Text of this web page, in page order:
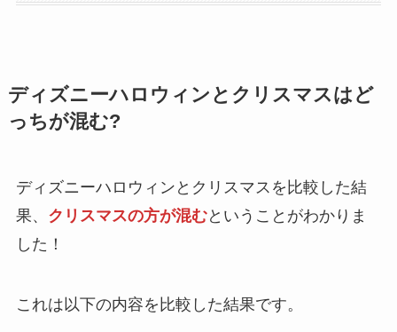
ディズニーハロウィンとクリスマスはど
っちが混む?
ディズニーハロウィンとクリスマスを比較した結
果、 クリスマスの方が混むということがわかりま
した！
これは以下の内容を比較した結果です。